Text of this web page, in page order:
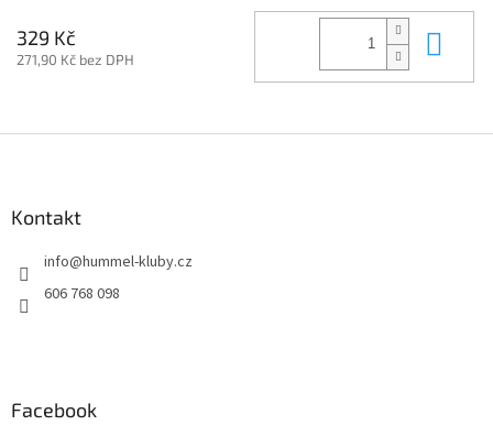
329 Kč
271,90 Kč bez DPH
Kontakt
info@hummel-kluby.cz
606 768 098
Facebook